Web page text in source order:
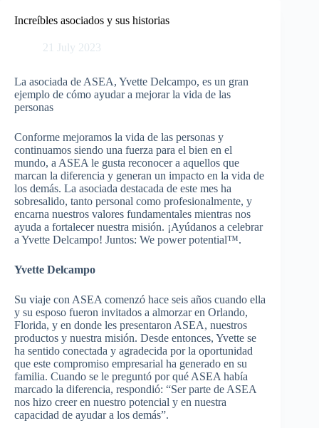
Increíbles asociados y sus historias
21 July 2023
La asociada de ASEA, Yvette Delcampo, es un gran
ejemplo de cómo ayudar a mejorar la vida de las
personas
Conforme mejoramos la vida de las personas y
continuamos siendo una fuerza para el bien en el
mundo, a ASEA le gusta reconocer a aquellos que
marcan la diferencia y generan un impacto en la vida de
los demás. La asociada destacada de este mes ha
sobresalido, tanto personal como profesionalmente, y
encarna nuestros valores fundamentales mientras nos
ayuda a fortalecer nuestra misión. ¡Ayúdanos a celebrar
a Yvette Delcampo! Juntos: We power potential™.
Yvette Delcampo
Su viaje con ASEA comenzó hace seis años cuando ella
y su esposo fueron invitados a almorzar en Orlando,
Florida, y en donde les presentaron ASEA, nuestros
productos y nuestra misión. Desde entonces, Yvette se
ha sentido conectada y agradecida por la oportunidad
que este compromiso empresarial ha generado en su
familia. Cuando se le preguntó por qué ASEA había
marcado la diferencia, respondió: “Ser parte de ASEA
nos hizo creer en nuestro potencial y en nuestra
capacidad de ayudar a los demás”.